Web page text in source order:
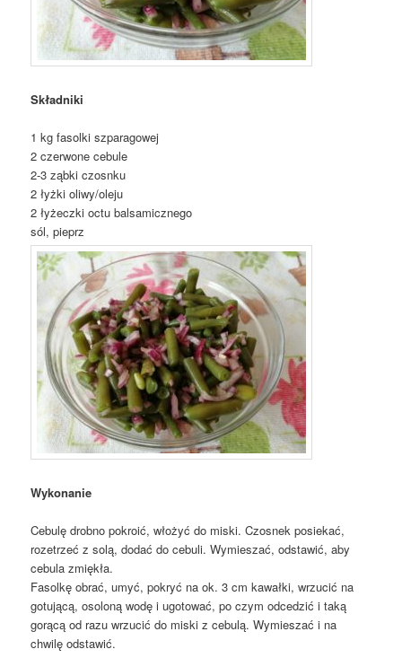
Składniki
1 kg fasolki szparagowej
2 czerwone cebule
2-3 ząbki czosnku
2 łyżki oliwy/oleju
2 łyżeczki octu balsamicznego
sól, pieprz
Wykonanie
Cebulę drobno pokroić, włożyć do miski. Czosnek posiekać,
rozetrzeć z solą, dodać do cebuli. Wymieszać, odstawić, aby
cebula zmiękła.
Fasolkę obrać, umyć, pokryć na ok. 3 cm kawałki, wrzucić na
gotującą, osoloną wodę i ugotować, po czym odcedzić i taką
gorącą od razu wrzucić do miski z cebulą. Wymieszać i na
chwilę odstawić.